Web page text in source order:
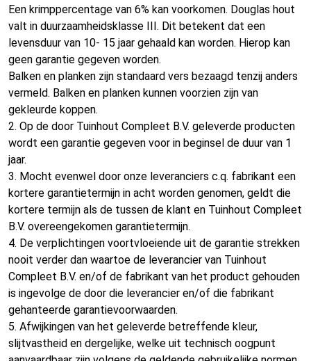
Een krimppercentage van 6% kan voorkomen. Douglas hout
valt in duurzaamheidsklasse III. Dit betekent dat een
levensduur van 10- 15 jaar gehaald kan worden. Hierop kan
geen garantie gegeven worden.
Balken en planken zijn standaard vers bezaagd tenzij anders
vermeld. Balken en planken kunnen voorzien zijn van
gekleurde koppen.
2. Op de door Tuinhout Compleet B.V. geleverde producten
wordt een garantie gegeven voor in beginsel de duur van 1
jaar.
3. Mocht evenwel door onze leveranciers c.q. fabrikant een
kortere garantietermijn in acht worden genomen, geldt die
kortere termijn als de tussen de klant en Tuinhout Compleet
B.V. overeengekomen garantietermijn.
4. De verplichtingen voortvloeiende uit de garantie strekken
nooit verder dan waartoe de leverancier van Tuinhout
Compleet B.V. en/of de fabrikant van het product gehouden
is ingevolge de door die leverancier en/of die fabrikant
gehanteerde garantievoorwaarden.
5. Afwijkingen van het geleverde betreffende kleur,
slijtvastheid en dergelijke, welke uit technisch oogpunt